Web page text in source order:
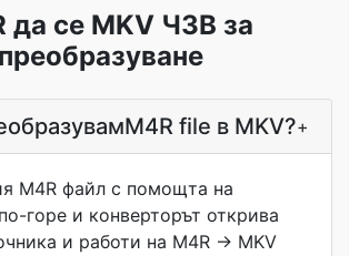
да се MKV ЧЗВ за
преобразуване
file в MKV?+
M4R файл с помощта на
горе и конверторът открива
и работи на M4R -> MKV